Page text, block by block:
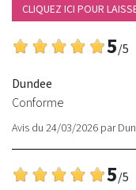
CLIQUEZ ICI POUR
5/5
Dundee
Conforme
Avis du 24/03/2026 par
5/5